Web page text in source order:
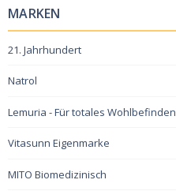
MARKEN
21. Jahrhundert
Natrol
Lemuria - Für totales Wohlbefinden
Vitasunn Eigenmarke
MITO Biomedizinisch